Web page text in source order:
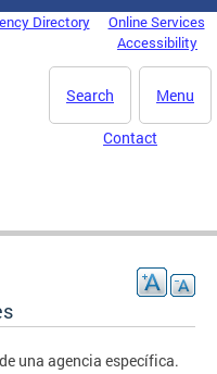
Directory
Online Services
Accessibility
Menu
Search
Contact
una agencia específica.